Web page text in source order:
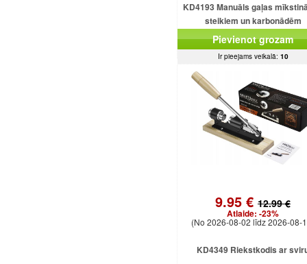
KD4193 Manuāls gaļas
steikiem un karbonādēm
Pievienot grozam
Ir pieejams veikalā: 10
9.95 € 12.99 €
Atlaide: -23%
(No 2026-08-02 līdz 2026-08-
KD4349 Riekstkodis ar